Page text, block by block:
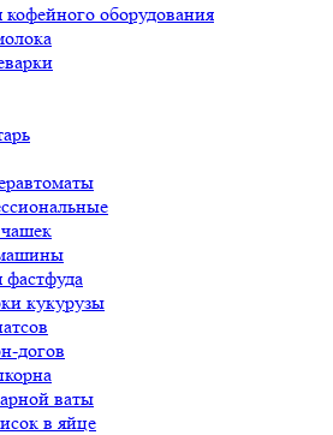
оборудования
фастфуда
кукурузы
догов
ваты
в яйце